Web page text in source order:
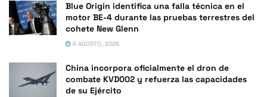
Blue Origin identifica una falla técnica en el
motor BE-4 durante las pruebas terrestres del
cohete New Glenn
6 AGOSTO, 2026
China incorpora oficialmente el dron de
combate KVD002 y refuerza las capacidades
de su Ejército